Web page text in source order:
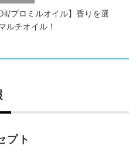
プロミルオイル】香りを選
ルチオイル！
プト